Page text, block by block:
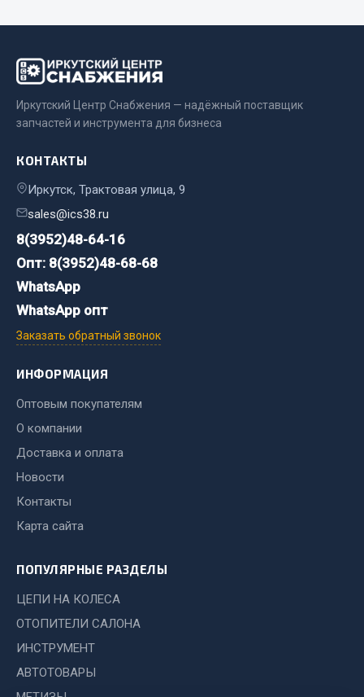
Амортизаторы для полуприцепов
Весь раздел
Запчасти КамАЗ
Двигатель
Система выпуска газа
Система охлаждения
Сцепление
Коробка передач
Коробка передач ZF
Запчасти МАЗ
Двери
Окно ветровое
Электрооборудование
Показать ещё
Весь раздел
Запчасти Урал
Иркутский Центр Снабжения — надёжный поставщик
запчастей и инструмента для бизнеса
КОНТАКТЫ
Иркутск, Трактовая улица, 9
sales@ics38.ru
8(3952)48-64-16
Опт: 8(3952)48-68-68
WhatsApp
WhatsApp опт
Заказать обратный звонок
ИНФОРМАЦИЯ
Оптовым покупателям
О компании
Доставка и оплата
Новости
Контакты
Карта сайта
ПОПУЛЯРНЫЕ РАЗДЕЛЫ
ЦЕПИ НА КОЛЕСА
ОТОПИТЕЛИ САЛОНА
ИНСТРУМЕНТ
АВТОТОВАРЫ